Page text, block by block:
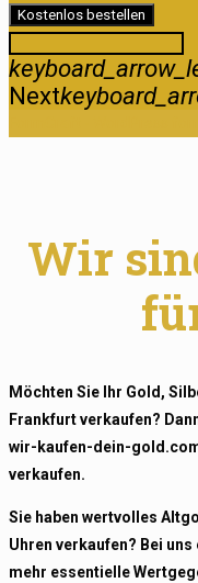
Kostenlos bestellen
Next
Wir
Möchten Sie Ihr Gold,
Frankfurt verkaufen?
wir-kaufen-dein-
verkaufen.
Sie haben wertvolles
Uhren verkaufen? Bei
mehr essentielle